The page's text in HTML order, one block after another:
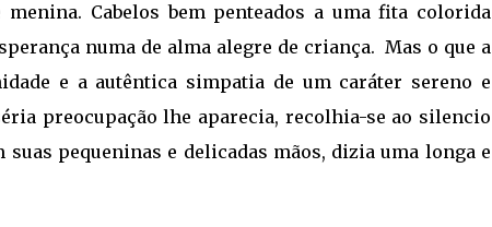
Cabelos bem penteados a uma fita colorida
numa de alma alegre de criança. Mas o que a
e a autêntica simpatia de um caráter sereno e
preocupação lhe aparecia, recolhia-se ao silencio
pequeninas e delicadas mãos, dizia uma longa e